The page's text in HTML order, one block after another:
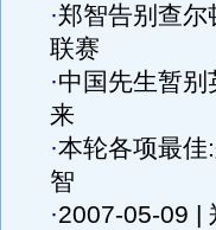
·郑智告别查尔
联赛
·中国先生暂
来
·本轮各项最佳
智
·2007-05-09 |